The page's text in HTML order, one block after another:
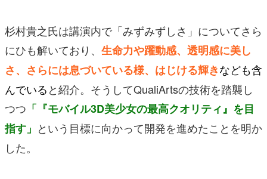
杉村貴之氏は講演内で「みずみずしさ」についてさら
にひも解いており、 生命力や躍動感、透明感に美し
さ、さらには息づいている様、はじける輝きなども含
んでいると紹介。そうしてQualiArtsの技術を踏襲し
つつ 「『モバイル3D美少女の最高クオリティ』を目
指す」 という目標に向かって開発を進めたことを明か
した。